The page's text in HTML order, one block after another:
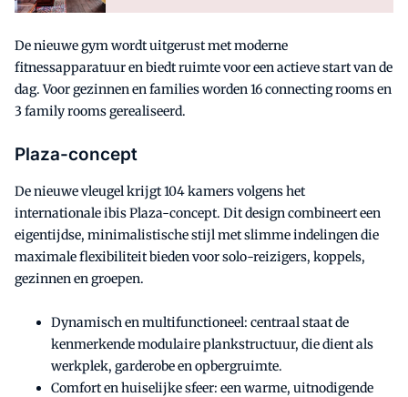
De nieuwe gym wordt uitgerust met moderne
fitnessapparatuur en biedt ruimte voor een actieve start van de
dag. Voor gezinnen en families worden 16 connecting rooms en
3 family rooms gerealiseerd.
Plaza-concept
De nieuwe vleugel krijgt 104 kamers volgens het
internationale ibis Plaza-concept. Dit design combineert een
eigentijdse, minimalistische stijl met slimme indelingen die
maximale flexibiliteit bieden voor solo-reizigers, koppels,
gezinnen en groepen.
Dynamisch en multifunctioneel: centraal staat de
kenmerkende modulaire plankstructuur, die dient als
werkplek, garderobe en opbergruimte.
Comfort en huiselijke sfeer: een warme, uitnodigende